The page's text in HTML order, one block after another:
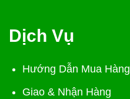
Dịch Vụ
Hướng Dẫn Mua Hàng
Giao & Nhận Hàng